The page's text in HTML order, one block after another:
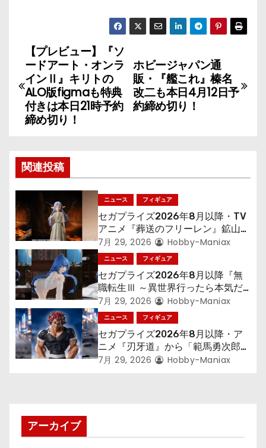
投
稿
ナ
ビ
ゲ
ー
シ
ョ
ン
ホビージャパン通
販・『艦これ』榛名
改二も本日4月12日予
約締め切り！
【プレビュー】『ソ
ードアート・オンラ
インⅡ』キリトの
ALO版figmaも特典
付きは本日21時予約
締め切り！
関連投稿
ニュース フィギュア
セガプライズ2026年8月以降・TV
アニメ『葬送のフリーレン』鉱山で
300年働くことになっっちゃった
「フリーレン」を立体化！
7月 29, 2026 Hobby-Maniax
ニュース フィギュア
セガプライズ2026年8月以降『無
職転生Ⅲ ～異世界行ったら本気だ
す～』から「ロキシー」のフィギュ
アが登場！
7月 29, 2026 Hobby-Maniax
ニュース フィギュア
セガプライズ2026年8月以降・ア
ニメ『刃牙道』から「範馬勇次郎」
が登場ッッ!!
7月 29, 2026 Hobby-Maniax
アーカイブ